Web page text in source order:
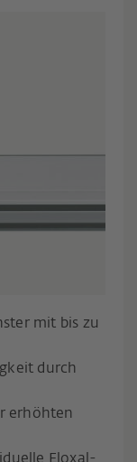
mit bis zu
durch
erhöhten